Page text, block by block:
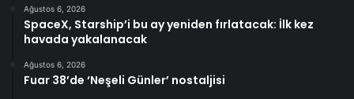
Ağustos 6, 2026
SpaceX, Starship’i bu ay yeniden fırlatacak: İlk kez
havada yakalanacak
Ağustos 6, 2026
Fuar 38’de ‘Neşeli Günler’ nostaljisi